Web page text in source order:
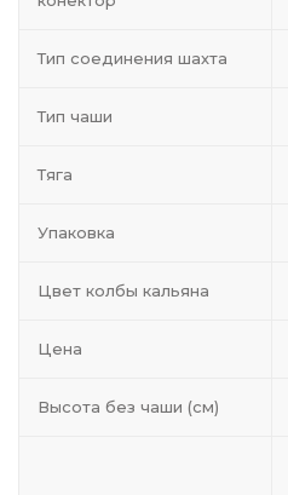
Тип соединения шахта
Тип чаши
Тяга
Упаковка
Цвет колбы кальяна
Цена
Высота без чаши (см)